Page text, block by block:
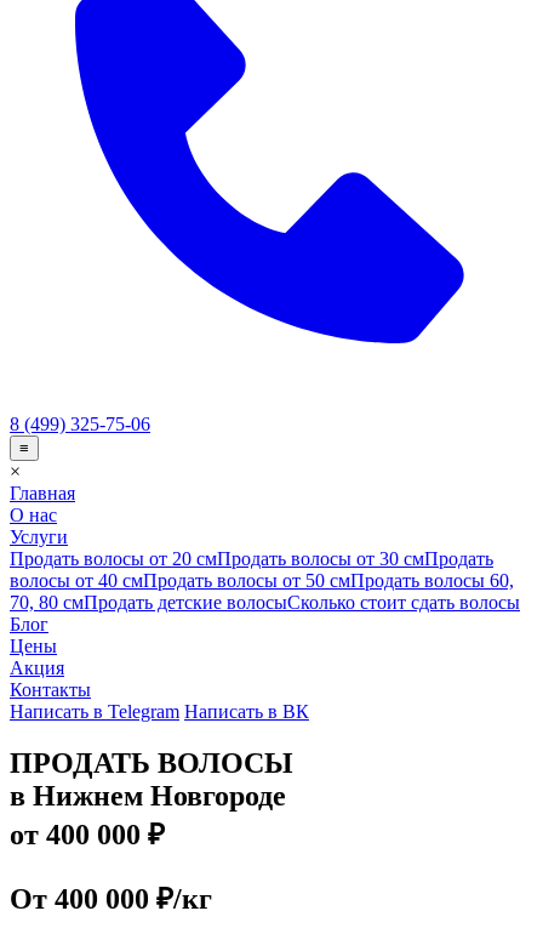
8 (499) 325-75-06
≡
×
Главная
О нас
Услуги
Продать волосы от 20 смПродать волосы от 30 смПродать
волосы от 40 смПродать волосы от 50 смПродать волосы 60,
70, 80 смПродать детские волосыСколько стоит сдать волосы
Блог
Цены
Акция
Контакты
Написать в Telegram Написать в ВК
ПРОДАТЬ ВОЛОСЫ
в Нижнем Новгороде
от 400 000 ₽
От 400 000 ₽/кг